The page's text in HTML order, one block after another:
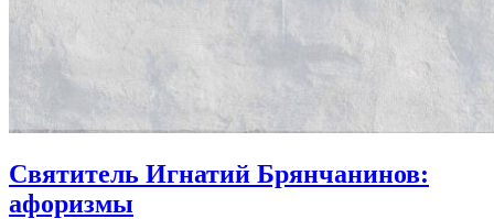
Святитель Игнатий Брянчанинов:
афоризмы